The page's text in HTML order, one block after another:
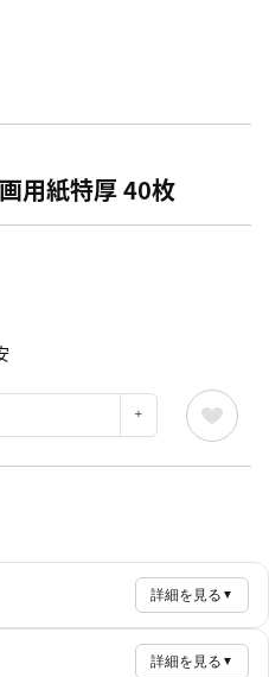
用紙特厚 40枚
詳細を見る ▼
詳細を見る ▼